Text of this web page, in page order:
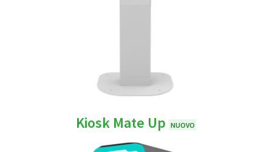
Kiosk Mate Up NUOVO